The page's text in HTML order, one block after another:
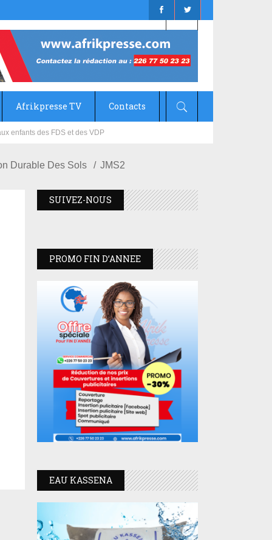
Afrikpresse TV Contacts
Durable Des Sols JMS2
SUIVEZ-NOUS
PROMO FIN D’ANNEE
EAU KASSENA